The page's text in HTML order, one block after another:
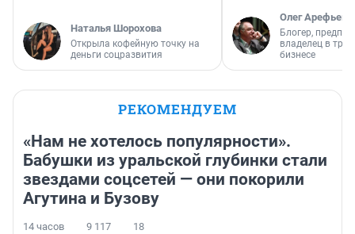
Наталья Шорохова
Открыла кофейную точку на
деньги соцразвития
Олег Арефьев
Блогер,
владелец в
бизнесе
РЕКОМЕНДУЕМ
«Нам не хотелось популярности».
Бабушки из уральской глубинки стали
звездами соцсетей — они покорили
Агутина и Бузову
14 часов 9 117 18